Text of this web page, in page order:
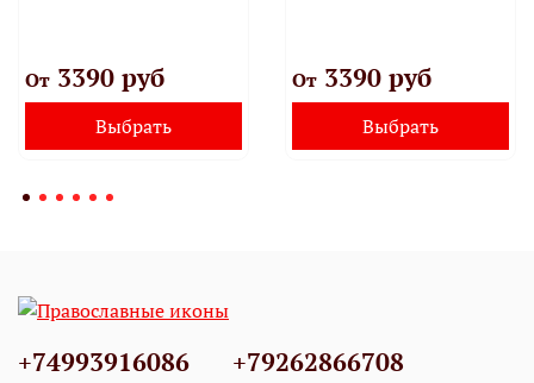
От3390 руб
Выбрать
От3390 руб
Выбрать
+74993916086 +79262866708